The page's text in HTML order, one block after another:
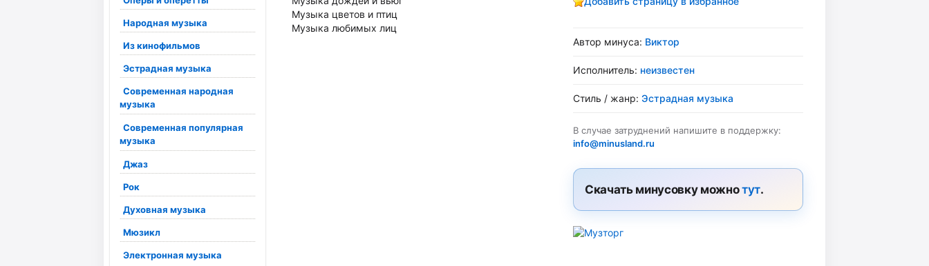
Народная музыка
Из кинофильмов
Эстрадная музыка
Современная народная
музыка
Современная популярная
музыка
Джаз
Рок
Духовная музыка
Мюзикл
Электронная музыка
Музыка цветов и птиц
Музыка любимых лиц
Автор минуса: Виктор
Исполнитель: неизвестен
Стиль / жанр: Эстрадная музыка
В случае затруднений напишите в поддержку:
info@minusland.ru
Скачать минусовку можнотут.